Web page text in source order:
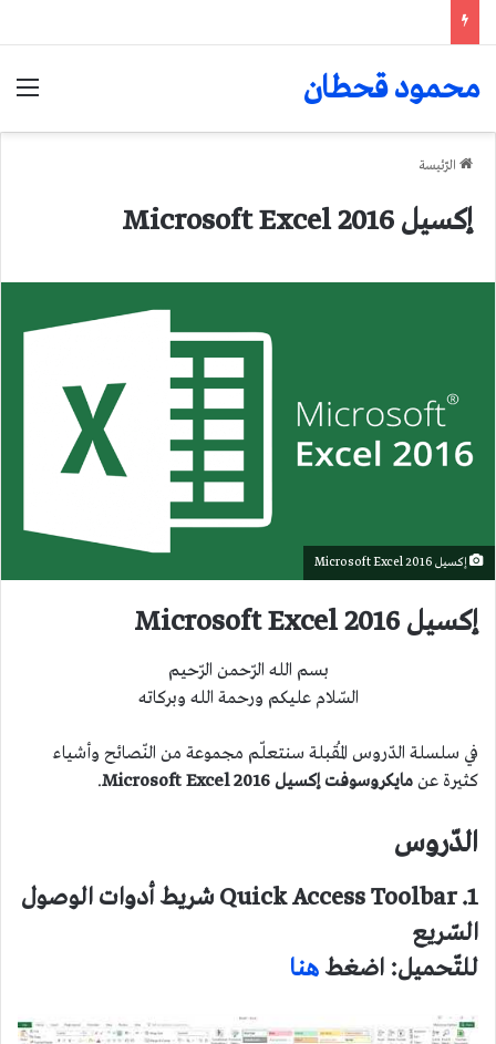
محمود قحطان
الرّئيسة
إكسيل 2016 Microsoft Excel
إكسيل 2016 Microsoft Excel
إكسيل 2016 Microsoft Excel
بسم الله الرّحمن الرّحيم
السّلام عليكم ورحمة الله وبركاته
في سلسلة الدّروس المُقبلة سنتعلّم مجموعة من النّصائح وأشياء
كثيرة عن مايكروسوفت إكسيل 2016 Microsoft Excel .
الدّروس
1. Quick Access Toolbar شريط أدوات الوصول
السّريع
للتّحميل: اضغطهنا